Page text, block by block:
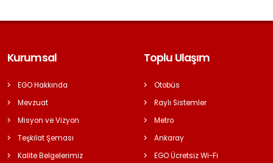
Kurumsal
EGO Hakkında
Mevzuat
Misyon ve Vizyon
Teşkilat Şeması
Kalite Belgelerimiz
Toplu Ulaşım
Otobüs
Raylı Sistemler
Metro
Ankaray
EGO Ücretsiz Wi-Fi